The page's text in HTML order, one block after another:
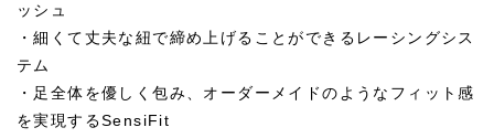
ッシュ
・細くて丈夫な紐で締め上げることができるレーシングシス
テム
・足全体を優しく包み、オーダーメイドのようなフィット感
を実現するSensiFit